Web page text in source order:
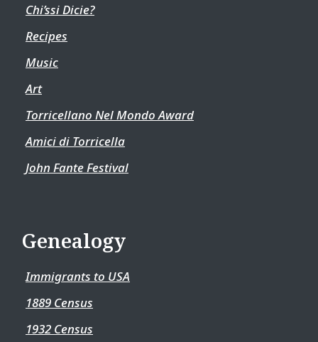
Chi’ssi Dicie?
Recipes
Music
Art
Torricellano Nel Mondo Award
Amici di Torricella
John Fante Festival
Genealogy
Immigrants to USA
1889 Census
1932 Census